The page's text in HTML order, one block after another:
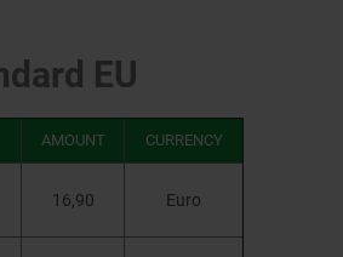
EU
AMOUNT CURRENCY
16,90 Euro